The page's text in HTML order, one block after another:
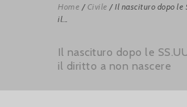
Home / Civile / Il nascituro dopo le
il...
Il nascituro dopo le
il diritto a non nascere